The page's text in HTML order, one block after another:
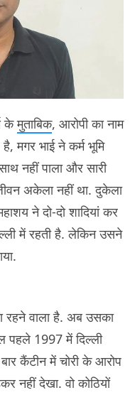
केमुताबिक, आरोपी का नाम
मगर भाई ने कर्म भूमि
नहीं पाला और सारी
अकेला नहीं था. दुकेला
ने दो-दो शादियां कर
में रहती है. लेकिन उसने
रहने वाला है. अब उसका
पहले 1997 में दिल्ली
कैंटीन में चोरी के आरोप
नहीं देखा. वो कोठियों